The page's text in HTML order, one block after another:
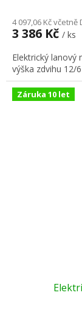
4 097,06 Kč včetně
3 386 Kč / ks
Elektrický lanový
výška zdvihu 12/
Záruka 10 let